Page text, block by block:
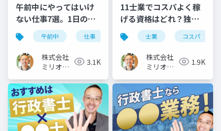
午前中にやってはいけ
ない仕事7選。1日のモ
デルスケジュールも公
開
午前中 仕事 スケジュール
株式会社
ミリオン
3.1K
11士業でコスパよく稼
げる資格はどれ？独立
開業に向いているのは
コレ
士業 コスパ
株式会社
ミリオン
1.9K